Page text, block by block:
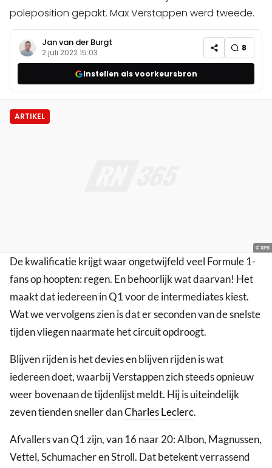
poleposition gepakt. Max Verstappen werd tweede.
Jan van der Burgt
2 juli 2022 15:03 8
Instellen als voorkeursbron
ARTIKEL
© XPB
De kwalificatie krijgt waar ongetwijfeld veel Formule 1-
fans op hoopten: regen. En behoorlijk wat daarvan! Het
maakt dat iedereen in Q1 voor de intermediates kiest.
Wat we vervolgens zien is dat er seconden van de snelste
tijden vliegen naarmate het circuit opdroogt.
Blijven rijden is het devies en blijven rijden is wat
iedereen doet, waarbij Verstappen zich steeds opnieuw
weer bovenaan de tijdenlijst meldt. Hij is uiteindelijk
zeven tienden sneller danCharles Leclerc.
Afvallers van Q1 zijn, van 16 naar 20: Albon, Magnussen,
Vettel, Schumacher en Stroll. Dat betekent verrassend